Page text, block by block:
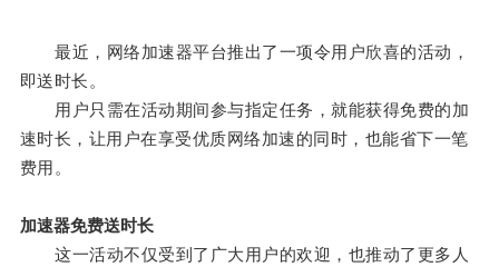
最近，网络加速器平台推出了一项令用户欣喜的活动，
即送时长。
用户只需在活动期间参与指定任务，就能获得免费的加
速时长，让用户在享受优质网络加速的同时，也能省下一笔
费用。
加速器免费送时长
这一活动不仅受到了广大用户的欢迎，也推动了更多人